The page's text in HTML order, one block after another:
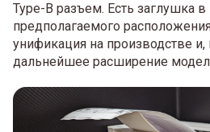
Type-B разъем. Есть заглушка в
предполагаемого
унификация на производстве
дальнейшее расширение